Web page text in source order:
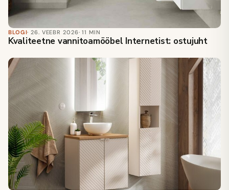
BLOGI· 26. VEEBR 2026· 11 MIN
Kvaliteetne vannitoamööbel Internetist: ostujuht